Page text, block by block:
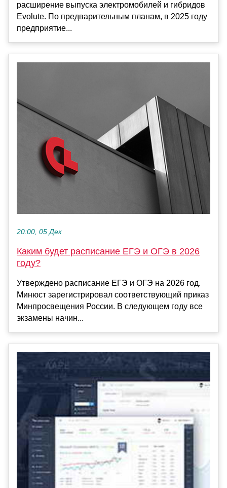
расширение выпуска электромобилей и гибридов
Evolute. По предварительным планам, в 2025 году
предприятие...
20:00, 05 Дек
Каким будет расписание ЕГЭ и ОГЭ в 2026
году?
Утверждено расписание ЕГЭ и ОГЭ на 2026 год.
Минюст зарегистрировал соответствующий приказ
Минпросвещения России. В следующем году все
экзамены начин...